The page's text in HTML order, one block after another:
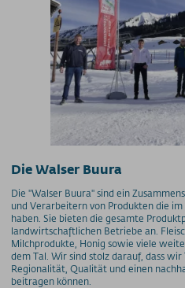
PREISINFORMATIONEN
Preise - Nebelhornbahn
Preise - Fellhorn/Kanzelwand
Preise - Söllereckbahn
Preise -
Preise - Heuberg
Preise - Ifenbahn
Superschnee Jahres- &
Saisonkarte Allgäu-Gletscher-
Jahreskarte Allgäu 365+
Gipfel(S)pass Mehrtageskarten
GUT-Ticket Mehrtageskarten
Parkplatzpreise
Die Walser Buura
Die "Walser Buura" sind ein
und Verarbeitern von Produkten die
haben. Sie bieten die gesamte
landwirtschaftlichen Betriebe an.
Milchprodukte, Honig sowie viele
dem Tal. Wir sind stolz darauf, dass
Regionalität, Qualität und einen
beitragen können.